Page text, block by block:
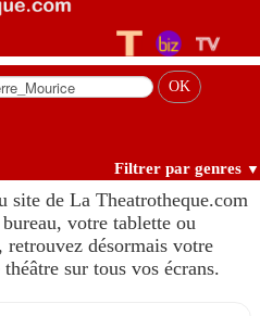
Filtrer par genres ▼
site de La Theatrotheque.com
votre tablette ou
retrouvez désormais votre
sur tous vos écrans.